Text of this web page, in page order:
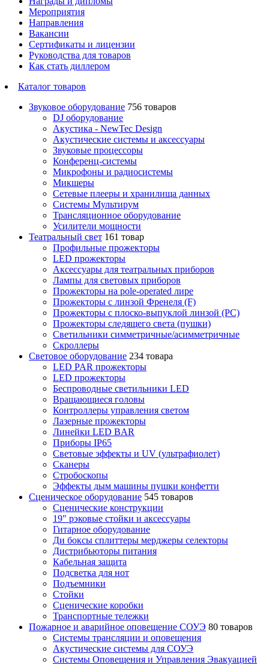
Мероприятия
Направления
Вакансии
Сертификаты и лицензии
Руководства для товаров
Как стать диллером
Каталог товаров
Звуковое оборудование 756 товаров
DJ оборудование
Акустика - NewTec Design
Акустические системы и аксессуары
Звуковые процессоры
Конференц-системы
Микрофоны и радиосистемы
Микшеры
Сетевые плееры и хранилища данных
Системы Мультирум
Трансляционное оборудование
Усилители мощности
Театральный свет 161 товар
Профильные прожекторы
LED прожекторы
Аксессуары для театральных приборов
Лампы для световых приборов
Прожекторы на pole-operated лире
Прожекторы с линзой Френеля (F)
Прожекторы с плоско-выпуклой линзой (PC)
Прожекторы следящего света (пушки)
Светильники симметричные/асимметричные
Скроллеры
Световое оборудование 234 товара
LED PAR прожекторы
LED прожекторы
Беспроводные светильники LED
Вращающиеся головы
Контроллеры управления светом
Лазерные прожекторы
Линейки LED BAR
Приборы IP65
Световые эффекты и UV (ультрафиолет)
Сканеры
Стробоскопы
Эффекты дым машины пушки конфетти
Сценическое оборудование 545 товаров
Сценические конструкции
19" рэковые стойки и аксесcуары
Гитарное оборудование
Ди боксы сплиттеры мерджеры селекторы
Дистрибьюторы питания
Кабельная защита
Подсветка для нот
Подъемники
Стойки
Сценические коробки
Транспортные тележки
Пожарное и аварийное оповещение СОУЭ 80 товаров
Cистемы трансляции и оповещения
Акустические системы для СОУЭ
Системы Оповещения и Управления Эвакуацией